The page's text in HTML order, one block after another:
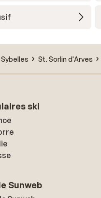
St. Sorlin d'Arves
ski
Sunweb